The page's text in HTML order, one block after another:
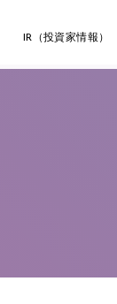
IR（投資家情報）